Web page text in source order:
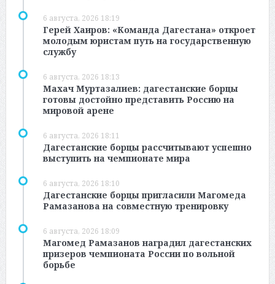
6 августа, 2026 18:19
Герей Хаиров: «Команда Дагестана» откроет
молодым юристам путь на государственную
службу
6 августа, 2026 18:13
Махач Муртазалиев: дагестанские борцы
готовы достойно представить Россию на
мировой арене
6 августа, 2026 18:11
Дагестанские борцы рассчитывают успешно
выступить на чемпионате мира
6 августа, 2026 18:10
Дагестанские борцы пригласили Магомеда
Рамазанова на совместную тренировку
6 августа, 2026 18:09
Магомед Рамазанов наградил дагестанских
призеров чемпионата России по вольной
борьбе